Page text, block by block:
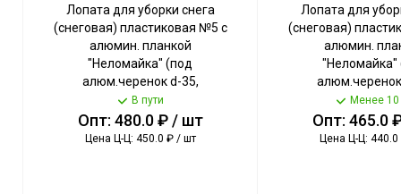
Лопата для уборки снега
(снеговая) пластиковая №5 с
алюмин. планкой
"Неломайка" (под
алюм.черенок d-35,
дер.черенок d-40) [407*547]
арт. 51007-1 [5]
В пути
Опт: 480.0 ₽ / шт
Цена Ц-Ц: 450.0 ₽ / шт
Лопата для
(снеговая)
алюмин.
"Неломайка"
дер.черенок d-
арт. 51003-
Менее 10
Опт: 465.0
Цена Ц-Ц: